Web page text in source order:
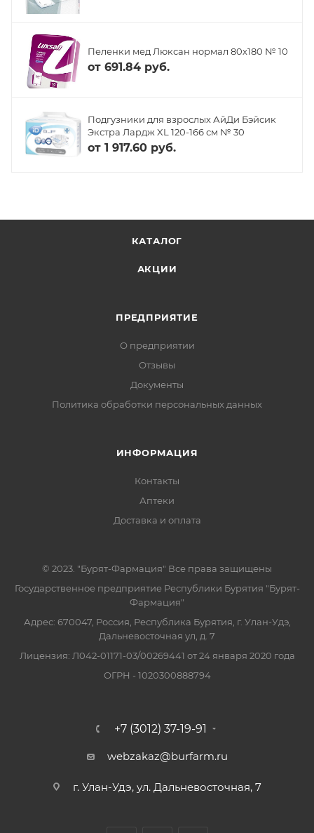
Пеленки мед Люксан нормал 80х180 № 10
от 691.84 руб.
Подгузники для взрослых АйДи Бэйсик
Экстра Лардж XL 120-166 см № 30
от 1 917.60 руб.
КАТАЛОГ
АКЦИИ
ПРЕДПРИЯТИЕ
О предприятии
Отзывы
Документы
Политика обработки персональных данных
ИНФОРМАЦИЯ
Контакты
Аптеки
Доставка и оплата
© 2023. "Бурят-Фармация" Все права защищены
Государственное предприятие Республики Бурятия "Бурят-
Фармация"
Адрес: 670047, Россия, Республика Бурятия, г. Улан-Удэ,
Дальневосточная ул, д. 7
Лицензия: Л042-01171-03/00269441 от 24 января 2020 года
ОГРН - 1020300888794
+7 (3012) 37-19-91
webzakaz@burfarm.ru
г. Улан-Удэ, ул. Дальневосточная, 7